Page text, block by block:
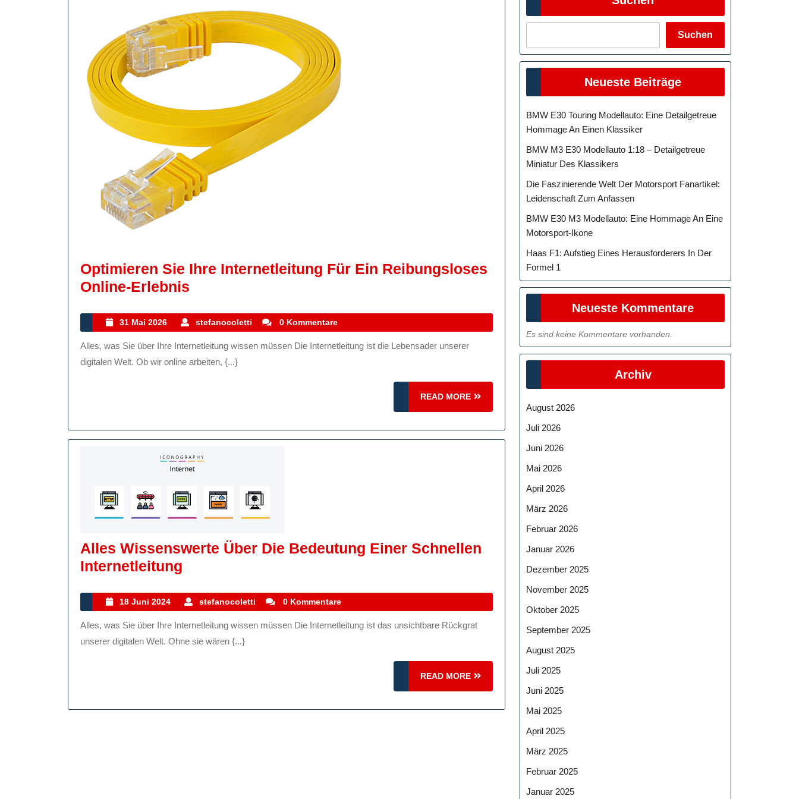
Optimieren Sie Ihre Internetleitung Für Ein Reibungsloses
Online-Erlebnis
Ihre
Internetleitung
Für
Erlebnis
31 Mai 2026
31
Mai
2026
stefanocoletti stefanocoletti
0 Kommentare
Alles, was Sie über Ihre Internetleitung wissen müssen Die Internetleitung ist die Lebensader unserer
digitalen Welt. Ob wir online arbeiten, {...}
READ MORE
READ
MORE
Alles Wissenswerte Über Die Bedeutung Einer Schnellen
Internetleitung
Über
Die
Bedeutung
18 Juni 2024
18
Juni
2024
stefanocoletti stefanocoletti
0 Kommentare
Alles, was Sie über Ihre Internetleitung wissen müssen Die Internetleitung ist das unsichtbare Rückgrat
unserer digitalen Welt. Ohne sie wären {...}
READ MORE
READ
MORE
Suchen
Neueste Beiträge
BMW E30 Touring Modellauto: Eine Detailgetreue
Hommage An Einen Klassiker
BMW M3 E30 Modellauto 1:18 – Detailgetreue
Miniatur Des Klassikers
Die Faszinierende Welt Der Motorsport Fanartikel:
Leidenschaft Zum Anfassen
BMW E30 M3 Modellauto: Eine Hommage An Eine
Motorsport-Ikone
Haas F1: Aufstieg Eines Herausforderers In Der
Formel 1
Neueste Kommentare
Es sind keine Kommentare vorhanden.
Archiv
August 2026
Juli 2026
Juni 2026
Mai 2026
April 2026
März 2026
Februar 2026
Januar 2026
Dezember 2025
November 2025
Oktober 2025
September 2025
August 2025
Juli 2025
Juni 2025
Mai 2025
April 2025
März 2025
Februar 2025
Januar 2025